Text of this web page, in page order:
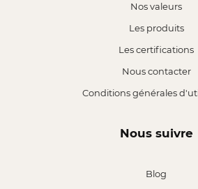
Nos valeurs
Les produits
Les certifications
Nous contacter
Conditions générales
Nous suivre
Blog